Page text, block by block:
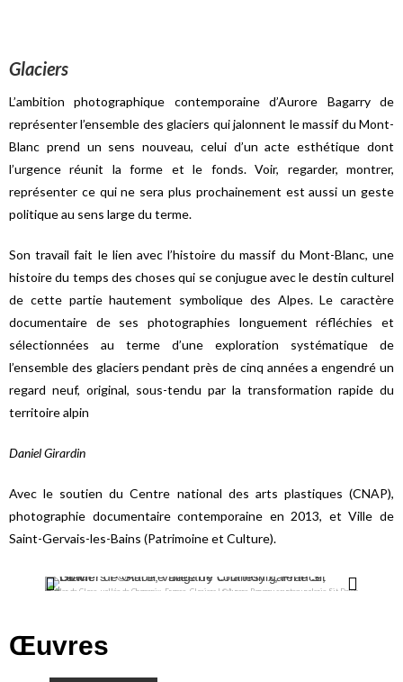
Glaciers
L’ambition photographique contemporaine d’Aurore Bagarry de
représenter l’ensemble des glaciers qui jalonnent le massif du Mont-
Blanc prend un sens nouveau, celui d’un acte esthétique dont
l’urgence réunit la forme et le fonds. Voir, regarder, montrer,
représenter ce qui ne sera plus prochainement est aussi un geste
politique au sens large du terme.
Son travail fait le lien avec l’histoire du massif du Mont-Blanc, une
histoire du temps des choses qui se conjugue avec le destin culturel
de cette partie hautement symbolique des Alpes. Le caractère
documentaire de ses photographies longuement réfléchies et
sélectionnées au terme d’une exploration systématique de
l’ensemble des glaciers pendant près de cinq années a engendré un
regard neuf, original, sous-tendu par la transformation rapide du
territoire alpin
Daniel Girardin
Avec le soutien du Centre national des arts plastiques (CNAP),
photographie documentaire contemporaine en 2013, et Ville de
Saint-Gervais-les-Bains (Patrimoine et Culture).
La Mer de Glace, vallée de Chamonix, France, Glaciers I ©Aurore Bagarry courtesy galerie Sit Down
Œuvres